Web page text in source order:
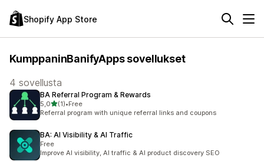
Shopify App Store
KumppaninBanifyApps sovellukset
4 sovellusta
BA Referral Program & Rewards
5,0/ 5 tähteä
(1)
1 arvostelua yhteensä
•Free
Referral program with unique referral links and coupons
BA: AI Visibility & AI Traffic
Free
Improve AI visibility, AI traffic & AI product discovery SEO